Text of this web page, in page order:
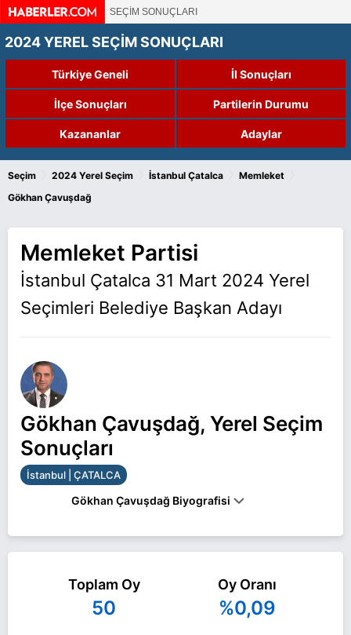
SEÇİM SONUÇLARI
2024 YEREL SEÇİM SONUÇLARI
Türkiye Geneli İl Sonuçları
İlçe Sonuçları Partilerin Durumu
Kazananlar Adaylar
Seçim 2024 Yerel Seçim İstanbul Çatalca Memleket
Gökhan Çavuşdağ
Memleket Partisi
İstanbul Çatalca 31 Mart 2024 Yerel
Seçimleri Belediye Başkan Adayı
Gökhan Çavuşdağ, Yerel Seçim
Sonuçları
İstanbul | ÇATALCA
Gökhan Çavuşdağ Biyografisi
başkan adayı olarak Memleket ile 31 Mart 2024
yerel seçimlerinde yarışıyor. Gökhan Çavuşdağ ile
ilgili daha fazla bilgi için
Gökhan Çavuşdağ
Toplam Oy
50
Oy Oranı
%0,09